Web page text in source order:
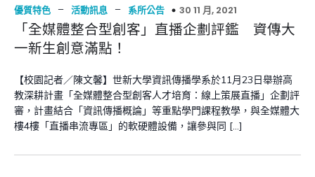
優質特色 – 活動訊息 – 系所公告 30 11 月, 2021
「全媒體整合型創客」直播企劃評鑑 資傳大
一新生創意滿點！
【校園記者／陳文馨】世新大學資訊傳播學系於11月23日舉辦高
教深耕計畫「全媒體整合型創客人才培育：線上策展直播」企劃評
審，計畫結合「資訊傳播概論」等重點學門課程教學，與全媒體大
樓4樓「直播串流專區」的軟硬體設備，讓參與同 […]